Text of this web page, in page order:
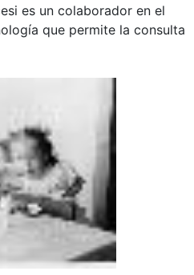
es un colaborador en el
que permite la consulta